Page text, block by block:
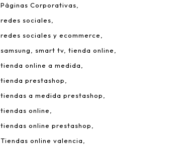
Páginas Corporativas
redes sociales
redes sociales y ecommerce
samsung
smart tv tienda online
tienda online a medida
tienda prestashop
tiendas a medida prestashop
tiendas online
tiendas online prestashop
Tiendas online valencia